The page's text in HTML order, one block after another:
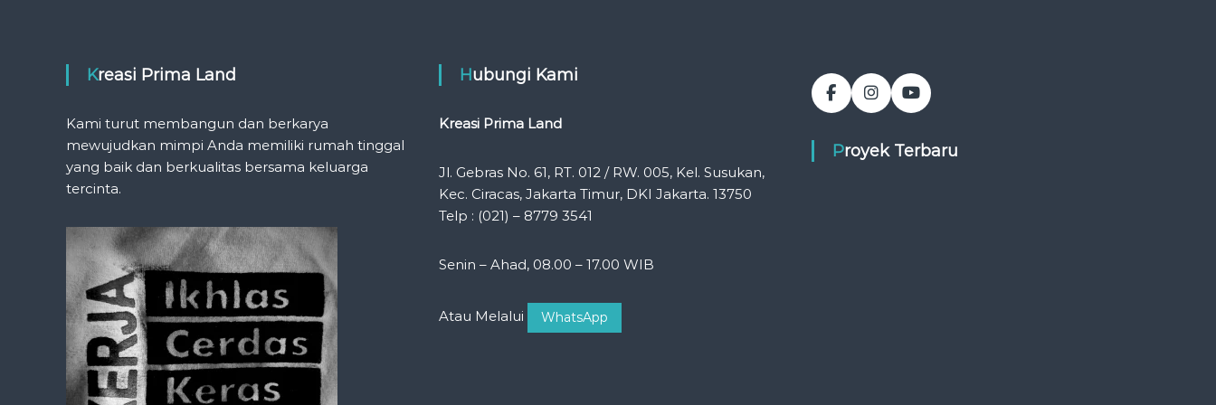
Kreasi Prima Land
Kami turut membangun dan berkarya
mewujudkan mimpi Anda memiliki rumah tinggal
yang baik dan berkualitas bersama keluarga
tercinta.
Hubungi Kami
Kreasi Prima Land
Jl. Gebras No. 61, RT. 012 / RW. 005, Kel. Susukan,
Kec. Ciracas, Jakarta Timur, DKI Jakarta. 13750
Telp : (021) – 8779 3541
Senin – Ahad, 08.00 – 17.00 WIB
Atau Melalui WhatsApp
Proyek Terbaru